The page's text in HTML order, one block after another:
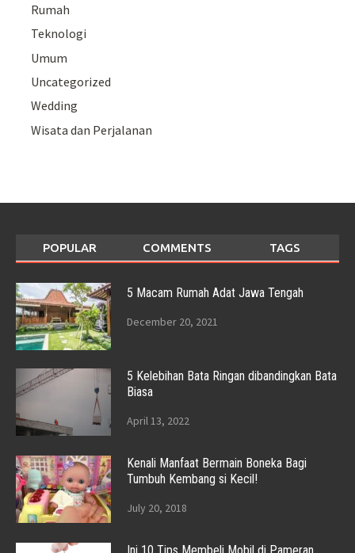
Rumah
Teknologi
Umum
Uncategorized
Wedding
Wisata dan Perjalanan
POPULAR COMMENTS TAGS
5 Macam Rumah Adat Jawa Tengah
December 20, 2021
5 Kelebihan Bata Ringan dibandingkan Bata
Biasa
April 13, 2022
Kenali Manfaat Bermain Boneka Bagi
Tumbuh Kembang si Kecil!
July 20, 2018
Ini 10 Tips Membeli Mobil di Pameran